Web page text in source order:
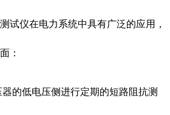
试仪在电力系统中具有广泛的应用，
：
的低电压侧进行定期的短路阻抗测